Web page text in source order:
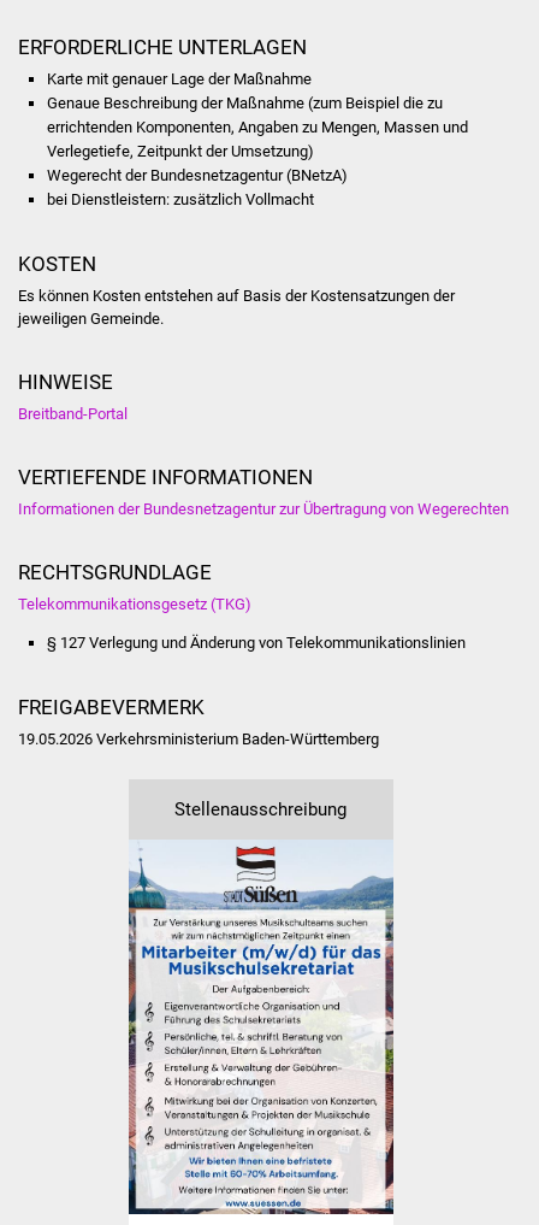
Ärzte und Apotheken
Pflege von Angehörigen
Kultur & Freizeit
Stadtarchiv
Zehntscheuer
Bürgerhaus
Kulturhalle
Vereine und Parteien
Selbsteintrag Vereine
ERFORDERLICHE UNTERLAGEN
Karte mit genauer Lage der Maßnahme
Genaue Beschreibung der Maßnahme (zum Beispiel die zu
errichtenden Komponenten, Angaben zu Mengen, Massen und
Verlegetiefe, Zeitpunkt der Umsetzung)
Wegerecht der Bundesnetzagentur (BNetzA)
bei Dienstleistern: zusätzlich Vollmacht
KOSTEN
Es können Kosten entstehen auf Basis der Kostensatzungen der
jeweiligen Gemeinde.
HINWEISE
Breitband-Portal
VERTIEFENDE INFORMATIONEN
Informationen der Bundesnetzagentur zur Übertragung von Wegerechten
RECHTSGRUNDLAGE
Telekommunikationsgesetz (TKG)
§ 127 Verlegung und Änderung von Telekommunikationslinien
FREIGABEVERMERK
19.05.2026 Verkehrsministerium Baden-Württemberg
Stellenausschreibung